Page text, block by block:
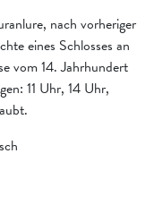
nach vorheriger
eines Schlosses an
vom 14. Jahrhundert
11 Uhr, 14 Uhr,